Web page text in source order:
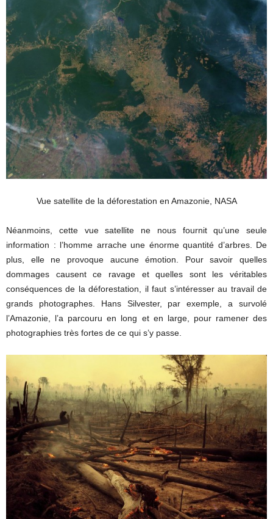
Vue satellite de la déforestation en Amazonie, NASA
Néanmoins, cette vue satellite ne nous fournit qu’une seule
information : l’homme arrache une énorme quantité d’arbres. De
plus, elle ne provoque aucune émotion. Pour savoir quelles
dommages causent ce ravage et quelles sont les véritables
conséquences de la déforestation, il faut s’intéresser au travail de
grands photographes. Hans Silvester, par exemple, a survolé
l’Amazonie, l’a parcouru en long et en large, pour ramener des
photographies très fortes de ce qui s’y passe.